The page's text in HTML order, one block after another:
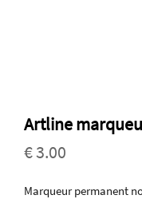
Artline
€ 3.00
Marqueur permanent